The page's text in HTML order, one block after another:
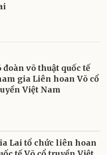
đoàn võ thuật quốc tế
gia Liên hoan Võ cổ
Việt Nam
Lai tổ chức liên hoan